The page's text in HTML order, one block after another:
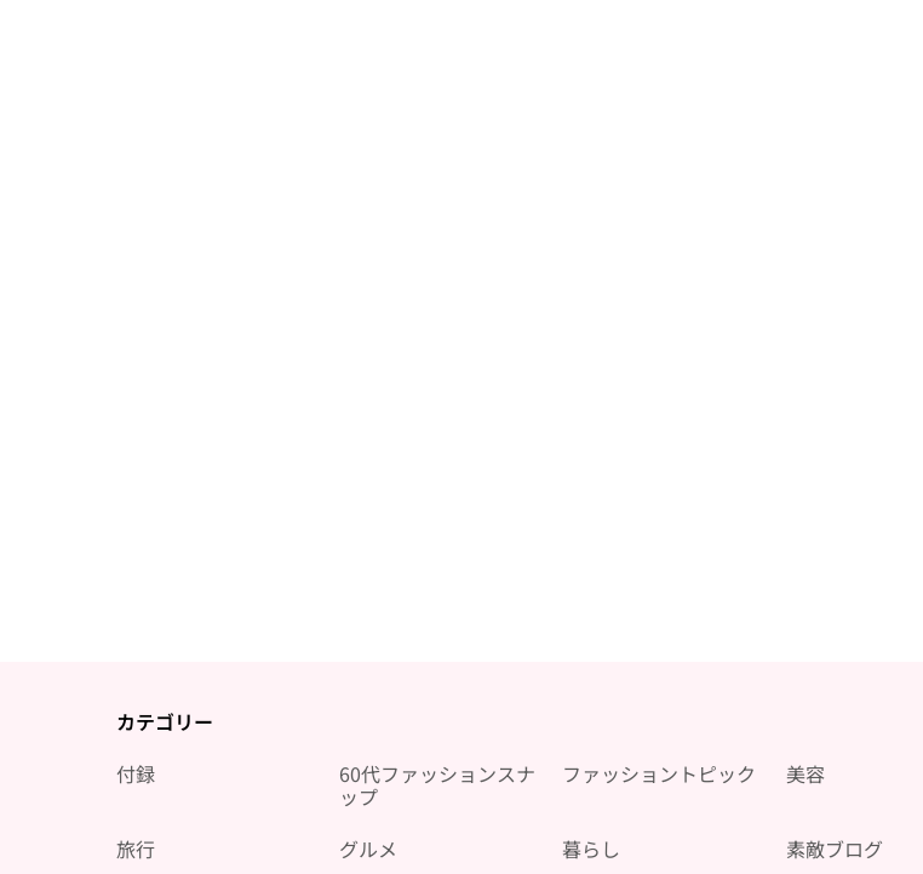
カテゴリー
付録
60代ファッションスナ
ップ
ファッショントピック 美容
旅行 グルメ 暮らし 素敵ブログ